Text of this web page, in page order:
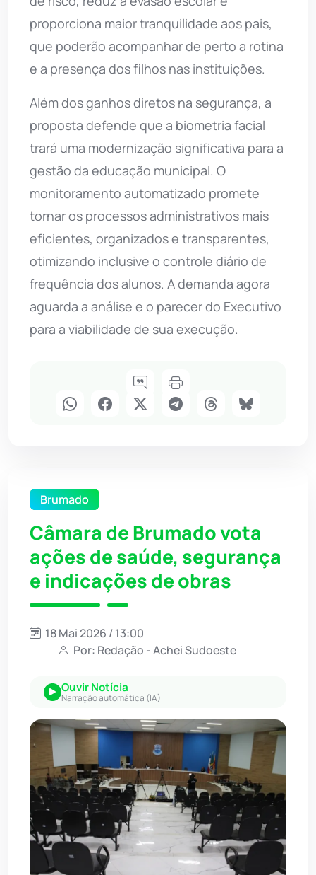
proporciona maior tranquilidade aos pais,
que poderão acompanhar de perto a rotina
e a presença dos filhos nas instituições.
Além dos ganhos diretos na segurança, a
proposta defende que a biometria facial
trará uma modernização significativa para a
gestão da educação municipal. O
monitoramento automatizado promete
tornar os processos administrativos mais
eficientes, organizados e transparentes,
otimizando inclusive o controle diário de
frequência dos alunos. A demanda agora
aguarda a análise e o parecer do Executivo
para a viabilidade de sua execução.
Brumado
Câmara de Brumado vota
ações de saúde, segurança
e indicações de obras
18 Mai 2026 / 13:00
Por: Redação - Achei Sudoeste
Ouvir Notícia
Narração automática (IA)